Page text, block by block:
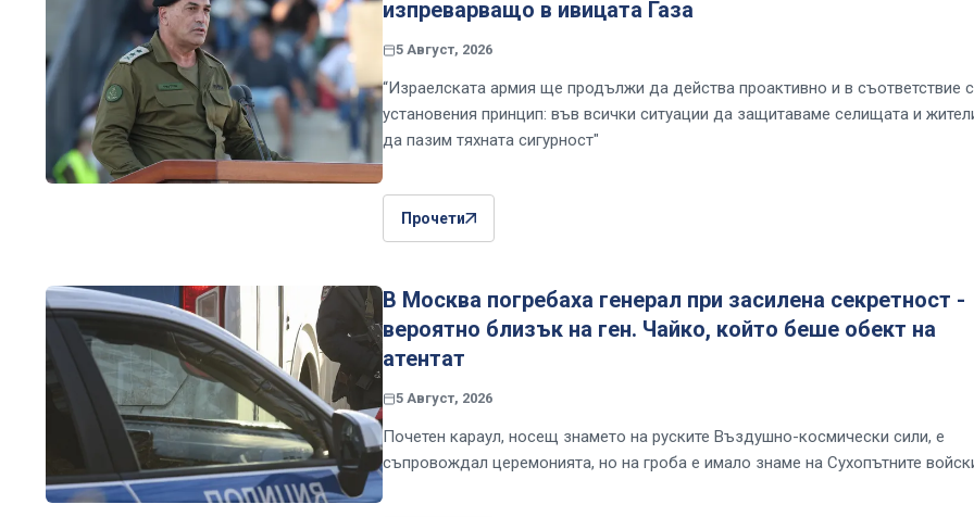
изпреварващо в ивицата Газа
5 Август, 2026
“Израелската армия ще продължи да действа проактивно и в съответствие с
установения принцип: във всички ситуации да защитаваме селищата и
да пазим тяхната сигурност"
Прочети
В Москва погребаха генерал при засилена секретност -
вероятно близък на ген. Чайко, който беше обект на
атентат
5 Август, 2026
Почетен караул, носещ знамето на руските Въздушно-космически сили, е
съпровождал церемонията, но на гроба е имало знаме на Сухопътните